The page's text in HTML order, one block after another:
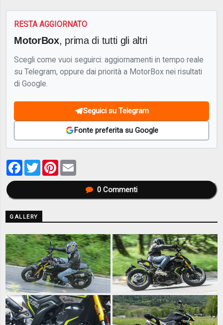
RESTA AGGIORNATO
MotorBox, prima di tutti gli altri
Scegli come vuoi seguirci: aggiornamenti in tempo reale
su Telegram, oppure dai priorità a MotorBox nei risultati
di Google.
Seguici su Telegram
Fonte preferita su Google
Facebook
TwitterPinterest
0Commenti
GALLERY